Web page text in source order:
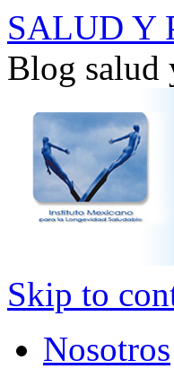
SALUD Y
Blog salud
Skip to
Nosotros